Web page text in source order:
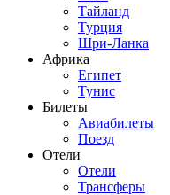
Тайланд
Турция
Шри-Ланка
Африка
Египет
Тунис
Билеты
Авиабилеты
Поезд
Отели
Отели
Трансферы